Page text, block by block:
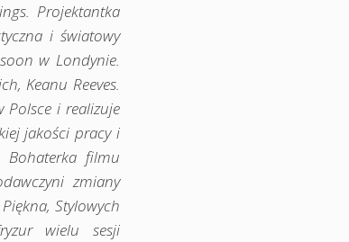
Projektantka
i światowy
w Londynie.
Keanu Reeves.
i realizuje
jakości pracy i
Bohaterka filmu
zmiany
Stylowych
wielu sesji